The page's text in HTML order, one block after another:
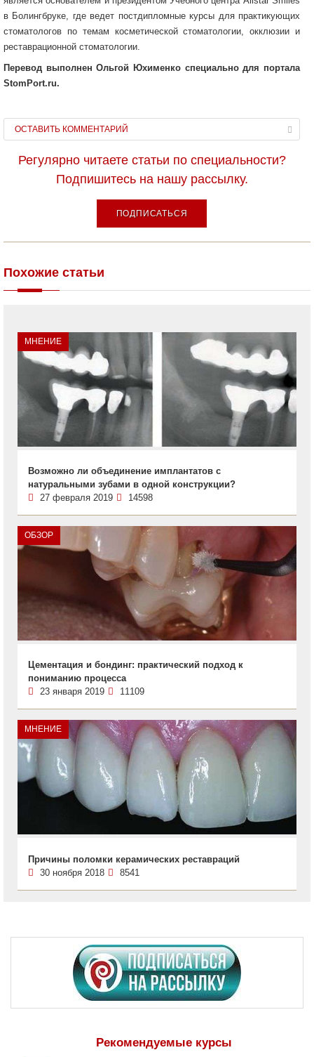
в Болингбруке, где ведет постдипломные курсы для практикующих
стоматологов по темам косметической стоматологии, окклюзии и
реставрационной стоматологии.
Перевод выполнен Ольгой Юхименко специально для портала
StomPort.ru.
ОСТАВИТЬ КОММЕНТАРИЙ
Регулярно читаете статьи по специальности?
Подпишитесь на нашу рассылку.
ПОДПИСАТЬСЯ
Похожие статьи
МНЕНИЕ
Возможно ли объединение имплантатов с
натуральными зубами в одной конструкции?
27 февраля 2019
14598
ОБЗОР
Цементация и бондинг: практический подход к
пониманию процесса
23 января 2019
11109
МНЕНИЕ
Причины поломки керамических реставраций
30 ноября 2018
8541
Рекомендуемые курсы